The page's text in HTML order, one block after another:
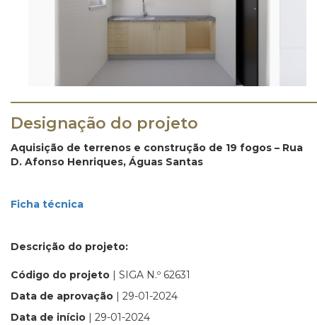
Designação do projeto
Aquisição de terrenos e construção de 19 fogos – Rua
D. Afonso Henriques, Águas Santas
Ficha técnica
Descrição do projeto:
Código do projeto | SIGA N.º 62631
Data de aprovação | 29-01-2024
Data de início | 29-01-2024